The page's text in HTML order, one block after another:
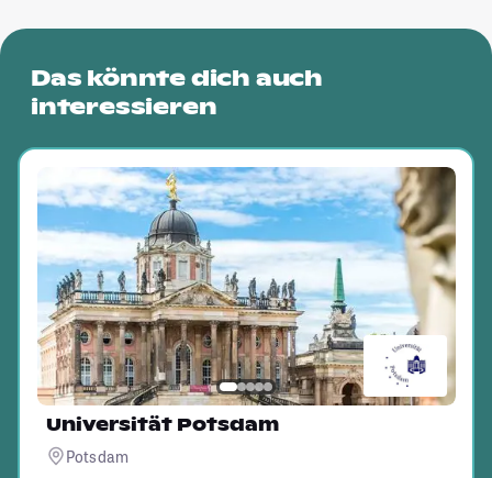
Das könnte dich auch
interessieren
Universität Potsdam
Potsdam